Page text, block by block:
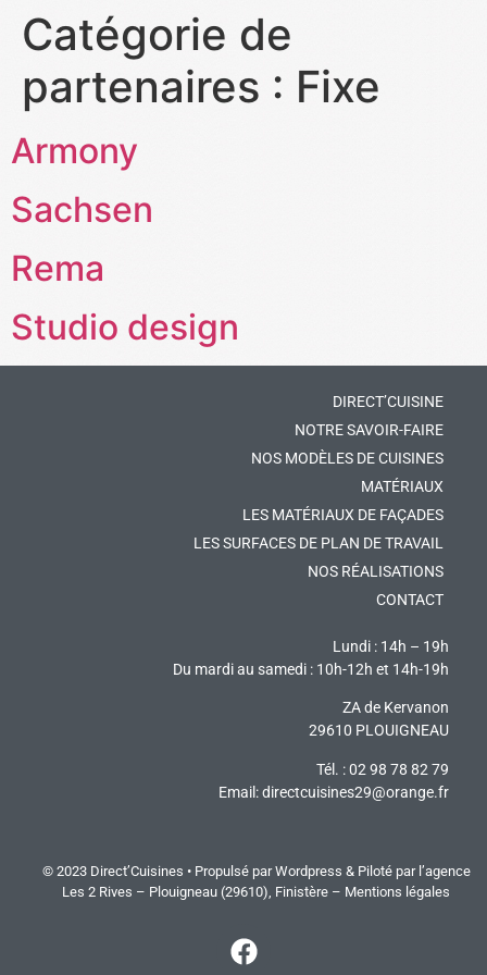
Catégorie de
partenaires : Fixe
Armony
Sachsen
Rema
Studio design
DIRECT’CUISINE
NOTRE SAVOIR-FAIRE
NOS MODÈLES DE CUISINES
MATÉRIAUX
LES MATÉRIAUX DE FAÇADES
LES SURFACES DE PLAN DE TRAVAIL
NOS RÉALISATIONS
CONTACT
Lundi : 14h – 19h
Du mardi au samedi : 10h-12h et 14h-19h
ZA de Kervanon
29610 PLOUIGNEAU
Tél. : 02 98 78 82 79
Email:directcuisines29@orange.fr
© 2023 Direct’Cuisines • Propulsé par Wordpress & Piloté par l’agence
Les 2 Rives – Plouigneau (29610), Finistère – Mentions légales